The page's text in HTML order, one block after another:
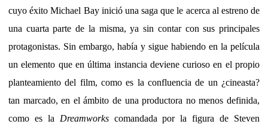
cuyo éxito Michael Bay inició una saga que le acerca al estreno de
una cuarta parte de la misma, ya sin contar con sus principales
protagonistas. Sin embargo, había y sigue habiendo en la película
un elemento que en última instancia deviene curioso en el propio
planteamiento del film, como es la confluencia de un ¿cineasta?
tan marcado, en el ámbito de una productora no menos definida,
como es la Dreamworkscomandada por la figura de Steven